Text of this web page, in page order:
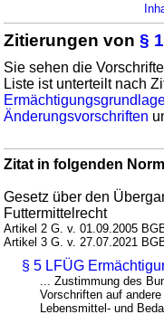
Zitierungen von§
Sie sehen die
Liste ist unterteilt nach
Änderungsvorschriften
Zitat in folgenden
Gesetz über den
Futtermittelrecht
Artikel 2 G. v. 01.09.2005
Artikel 3 G. v. 27.07.2021
§ 5 LFÜG
... Zustimmung des
Vorschriften auf
Lebensmittel- und